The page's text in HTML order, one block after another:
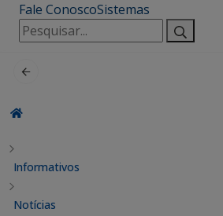
Fale ConoscoSistemas
Pesquisar
por:
Informativos
Notícias